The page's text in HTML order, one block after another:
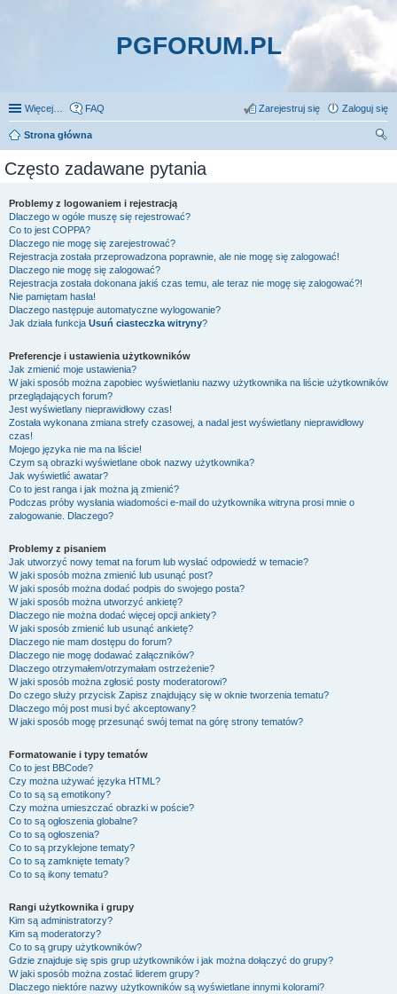
PGFORUM.PL
Więcej… FAQ Zaloguj się
Zarejestruj się
Strona główna
Często zadawane pytania
Problemy z logowaniem i rejestracją
Dlaczego w ogóle muszę się rejestrować?
Co to jest COPPA?
Dlaczego nie mogę się zarejestrować?
Rejestracja została przeprowadzona poprawnie, ale nie mogę się zalogować!
Dlaczego nie mogę się zalogować?
Rejestracja została dokonana jakiś czas temu, ale teraz nie mogę się zalogować?!
Nie pamiętam hasła!
Dlaczego następuje automatyczne wylogowanie?
Jak działa funkcja Usuń ciasteczka witryny?
Preferencje i ustawienia użytkowników
Jak zmienić moje ustawienia?
W jaki sposób można zapobiec wyświetlaniu nazwy użytkownika na liście użytkowników
przeglądających forum?
Jest wyświetlany nieprawidłowy czas!
Została wykonana zmiana strefy czasowej, a nadal jest wyświetlany nieprawidłowy
czas!
Mojego języka nie ma na liście!
Czym są obrazki wyświetlane obok nazwy użytkownika?
Jak wyświetlić awatar?
Co to jest ranga i jak można ją zmienić?
Podczas próby wysłania wiadomości e-mail do użytkownika witryna prosi mnie o
zalogowanie. Dlaczego?
Problemy z pisaniem
Jak utworzyć nowy temat na forum lub wysłać odpowiedź w temacie?
W jaki sposób można zmienić lub usunąć post?
W jaki sposób można dodać podpis do swojego posta?
W jaki sposób można utworzyć ankietę?
Dlaczego nie można dodać więcej opcji ankiety?
W jaki sposób zmienić lub usunąć ankietę?
Dlaczego nie mam dostępu do forum?
Dlaczego nie mogę dodawać załączników?
Dlaczego otrzymałem/otrzymałam ostrzeżenie?
W jaki sposób można zgłosić posty moderatorowi?
Do czego służy przycisk Zapisz znajdujący się w oknie tworzenia tematu?
Dlaczego mój post musi być akceptowany?
W jaki sposób mogę przesunąć swój temat na górę strony tematów?
Formatowanie i typy tematów
Co to jest BBCode?
Czy można używać języka HTML?
Co to są są emotikony?
Czy można umieszczać obrazki w poście?
Co to są ogłoszenia globalne?
Co to są ogłoszenia?
Co to są przyklejone tematy?
Co to są zamknięte tematy?
Co to są ikony tematu?
Rangi użytkownika i grupy
Kim są administratorzy?
Kim są moderatorzy?
Co to są grupy użytkowników?
Gdzie znajduje się spis grup użytkowników i jak można dołączyć do grupy?
W jaki sposób można zostać liderem grupy?
Dlaczego niektóre nazwy użytkowników są wyświetlane innymi kolorami?